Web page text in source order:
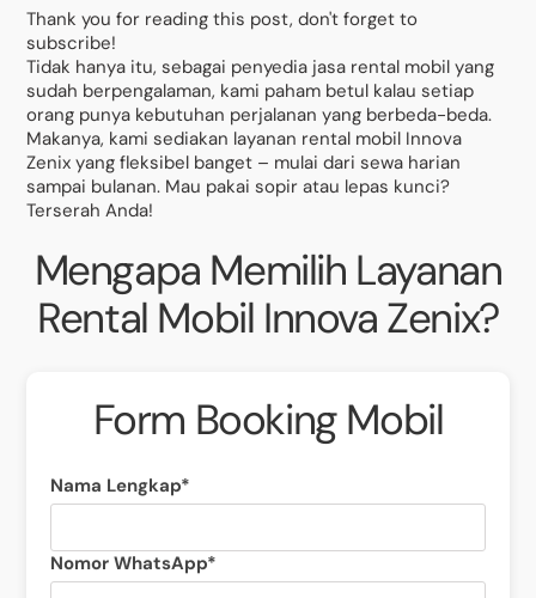
Thank you for reading this post, don't forget to
subscribe!
Tidak hanya itu, sebagai penyedia jasa rental mobil yang
sudah berpengalaman, kami paham betul kalau setiap
orang punya kebutuhan perjalanan yang berbeda-beda.
Makanya, kami sediakan layanan rental mobil Innova
Zenix yang fleksibel banget – mulai dari sewa harian
sampai bulanan. Mau pakai sopir atau lepas kunci?
Terserah Anda!
Mengapa Memilih Layanan
Rental Mobil Innova Zenix?
Form Booking Mobil
Nama Lengkap*
Nomor WhatsApp*